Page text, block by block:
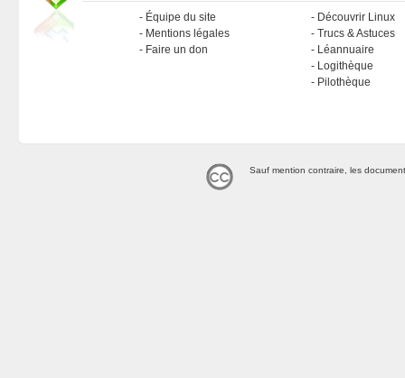
Équipe du site
Mentions légales
Faire un don
Découvrir Linux
Trucs & Astuces
Léannuaire
Logithèque
Pilothèque
Sauf mention contraire, les